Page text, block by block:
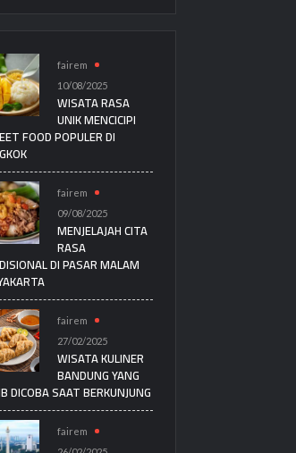
fairem
10/08/2025
WISATA RASA
UNIK MENCICIPI
FOOD POPULER DI
fairem
09/08/2025
MENJELAJAH CITA
RASA
DI PASAR MALAM
fairem
27/02/2025
WISATA KULINER
BANDUNG YANG
DICOBA SAAT BERKUNJUNG
fairem